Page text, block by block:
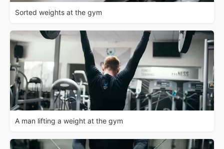
Sorted weights at the gym
A man lifting a weight at the gym